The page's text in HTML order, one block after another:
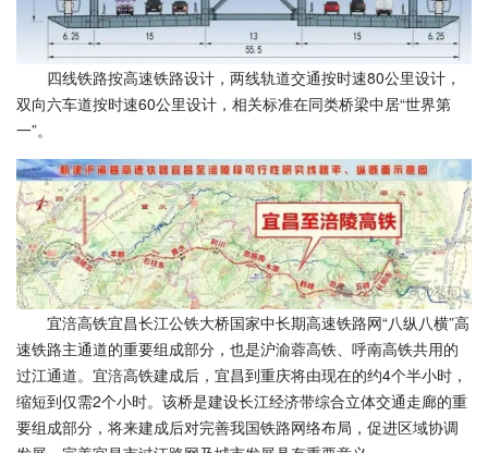
四线铁路按高速铁路设计，两线轨道交通按时速80公里设计，
双向六车道按时速60公里设计，相关标准在同类桥梁中居“世界第
一”。
宜涪高铁宜昌长江公铁大桥国家中长期高速铁路网“八纵八横”高
速铁路主通道的重要组成部分，也是沪渝蓉高铁、呼南高铁共用的
过江通道。宜涪高铁建成后，宜昌到重庆将由现在的约4个半小时，
缩短到仅需2个小时。该桥是建设长江经济带综合立体交通走廊的重
要组成部分，将来建成后对完善我国铁路网络布局，促进区域协调